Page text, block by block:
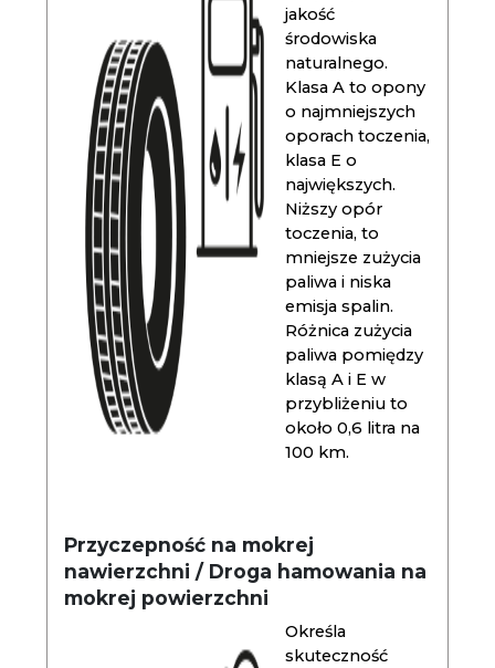
jakość
środowiska
naturalnego.
Klasa A to opony
o najmniejszych
oporach toczenia,
klasa E o
największych.
Niższy opór
toczenia, to
mniejsze zużycia
paliwa i niska
emisja spalin.
Różnica zużycia
paliwa pomiędzy
klasą A i E w
przybliżeniu to
około 0,6 litra na
100 km.
Przyczepność na mokrej
nawierzchni / Droga hamowania na
mokrej powierzchni
Określa
skuteczność